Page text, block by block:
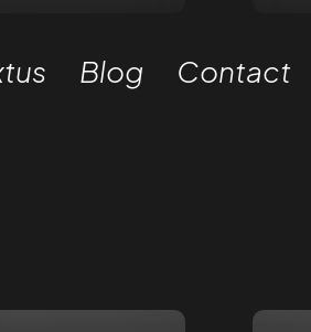
Blog Contact